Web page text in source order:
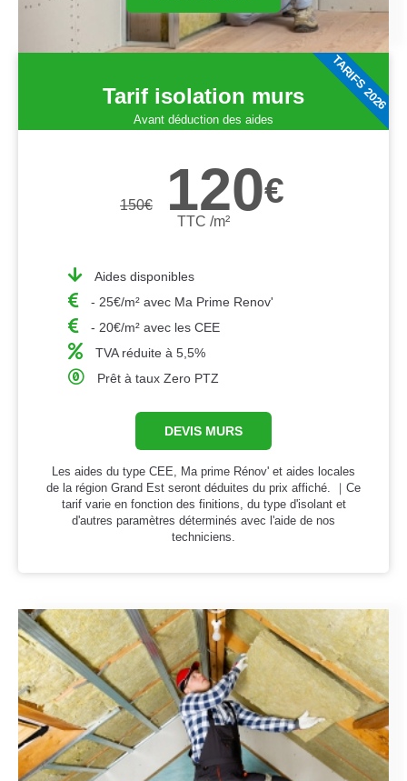
Tarif isolation murs
Avant déduction des aides
150€ 120€
TTC /m²
Aides disponibles
- 25€/m² avec Ma Prime Renov'
- 20€/m² avec les CEE
TVA réduite à 5,5%
Prêt à taux Zero PTZ
DEVIS MURS
Les aides du type CEE, Ma prime Rénov' et aides locales
de la région Grand Est seront déduites du prix affiché. ｜Ce
tarif varie en fonction des finitions, du type d'isolant et
d'autres paramètres déterminés avec l'aide de nos
techniciens.
TARIFS 2026